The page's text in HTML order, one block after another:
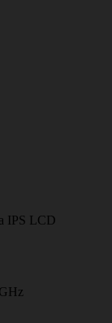
IPS LCD